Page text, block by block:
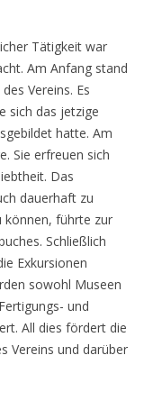
Tätigkeit war
Am Anfang stand
Vereins. Es
sich das jetzige
hatte. Am
Sie erfreuen sich
Das
dauerhaft zu
können, führte zur
Schließlich
Exkursionen
sowohl Museen
und
All dies fördert die
Vereins und darüber